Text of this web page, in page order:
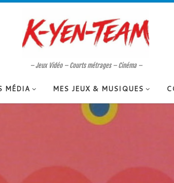
– Jeux Vidéo – Courts métrages – Cinéma –
MÉDIA MES JEUX & MUSIQUES